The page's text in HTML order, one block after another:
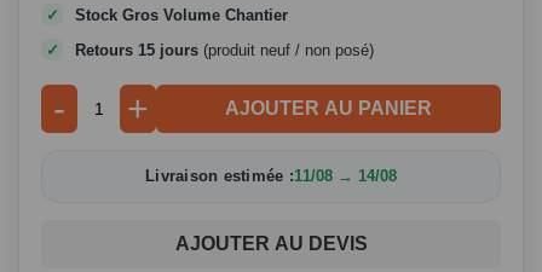
Stock Gros Volume Chantier
Retours 15 jours (produit neuf / non posé)
- + AJOUTER AU PANIER
Livraison estimée :11/08 → 14/08
AJOUTER AU DEVIS